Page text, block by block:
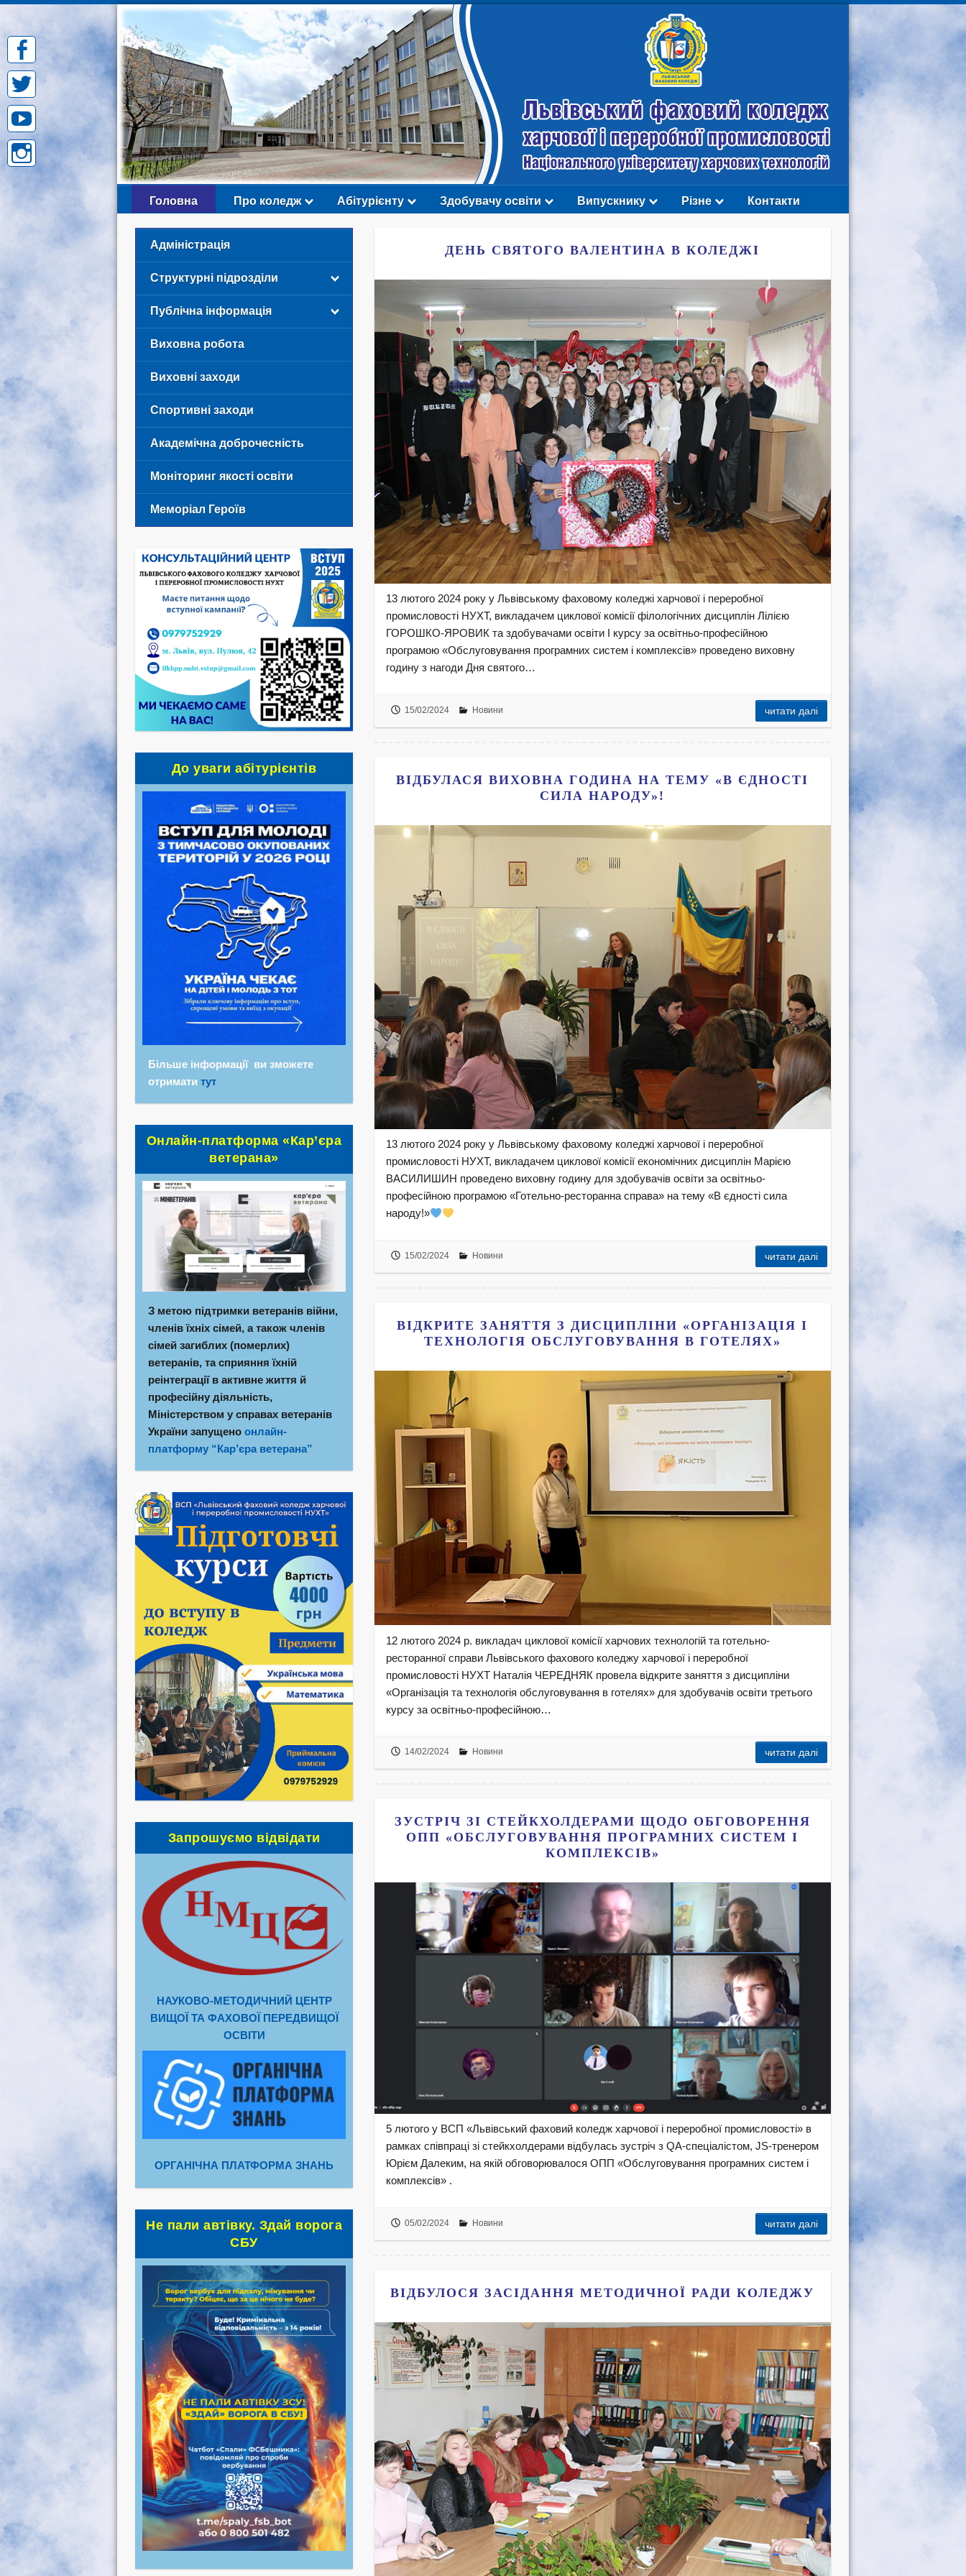
content
Головна Про коледж Абітурієнту Здобувачу освіти Випускнику Різне Контакти
ДЕНЬ СВЯТОГО ВАЛЕНТИНА В КОЛЕДЖІ
13 лютого 2024 року у Львівському фаховому коледжі харчової і переробної
промисловості НУХТ, викладачем циклової комісії філологічних дисциплін Лілією
ГОРОШКО-ЯРОВИК та здобувачами освіти І курсу за освітньо-професійною
програмою «Обслуговування програмних систем і комплексів» проведено виховну
годину з нагоди Дня святого…
15/02/2024 Новини читати далі
ВІДБУЛАСЯ ВИХОВНА ГОДИНА НА ТЕМУ «В ЄДНОСТІ
СИЛА НАРОДУ»!
13 лютого 2024 року у Львівському фаховому коледжі харчової і переробної
промисловості НУХТ, викладачем циклової комісії економічних дисциплін Марією
ВАСИЛИШИН проведено виховну годину для здобувачів освіти за освітньо-
професійною програмою «Готельно-ресторанна справа» на тему «В єдності сила
народу!»
15/02/2024 Новини читати далі
ВІДКРИТЕ ЗАНЯТТЯ З ДИСЦИПЛІНИ «ОРГАНІЗАЦІЯ І
ТЕХНОЛОГІЯ ОБСЛУГОВУВАННЯ В ГОТЕЛЯХ»
12 лютого 2024 р. викладач циклової комісії харчових технологій та готельно-
ресторанної справи Львівського фахового коледжу харчової і переробної
промисловості НУХТ Наталія ЧЕРЕДНЯК провела відкрите заняття з дисципліни
«Організація та технологія обслуговування в готелях» для здобувачів освіти третього
курсу за освітньо-професійною…
14/02/2024 Новини читати далі
ЗУСТРІЧ ЗІ СТЕЙКХОЛДЕРАМИ ЩОДО ОБГОВОРЕННЯ
ОПП «ОБСЛУГОВУВАННЯ ПРОГРАМНИХ СИСТЕМ І
КОМПЛЕКСІВ»
5 лютого у ВСП «Львівський фаховий коледж харчової і переробної промисловості» в
рамках співпраці зі стейкхолдерами відбулась зустріч з QA-спецiалiстом, JS-тренером
Юрієм Далеким, на якій обговорювалося ОПП «Обслуговування програмних систем і
комплексів» .
05/02/2024 Новини читати далі
ВІДБУЛОСЯ ЗАСІДАННЯ МЕТОДИЧНОЇ РАДИ КОЛЕДЖУ
Адміністрація
Структурні підрозділи
Публічна інформація
Виховна робота
Виховні заходи
Спортивні заходи
Академічна доброчесність
Моніторинг якості освіти
Меморіал Героїв
До уваги абітурієнтів
Більше інформації ви зможете
отриматитут
Онлайн-платформа «Кар’єра
ветерана»
З метою підтримки ветеранів війни,
членів їхніх сімей, а також членів
сімей загиблих (померлих)
ветеранів, та сприяння їхній
реінтеграції в активне життя й
професійну діяльність,
Міністерством у справах ветеранів
України запущеноонлайн-
платформу “Кар’єра ветерана”
Запрошуємо відвідати
НАУКОВО-МЕТОДИЧНИЙ ЦЕНТР
ВИЩОЇ ТА ФАХОВОЇ ПЕРЕДВИЩОЇ
ОСВІТИ
ОРГАНІЧНА ПЛАТФОРМА ЗНАНЬ
Не пали автівку. Здай ворога
СБУ